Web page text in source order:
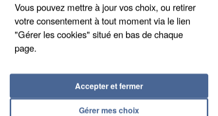
Vous pouvez mettre à jour vos choix, ou retirer
votre consentement à tout moment via le lien
"Gérer les cookies" situé en bas de chaque
page.
Gérer mes choix
Accepter et fermer